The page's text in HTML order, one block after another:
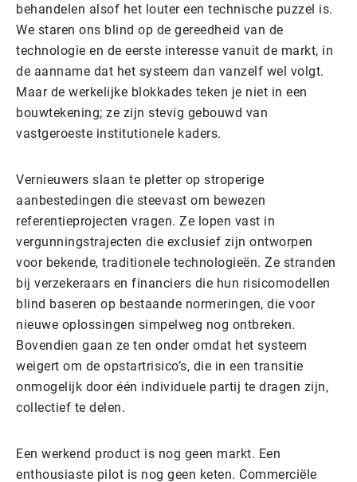
behandelen alsof het louter een technische puzzel is.
We staren ons blind op de gereedheid van de
technologie en de eerste interesse vanuit de markt, in
de aanname dat het systeem dan vanzelf wel volgt.
Maar de werkelijke blokkades teken je niet in een
bouwtekening; ze zijn stevig gebouwd van
vastgeroeste institutionele kaders.
Vernieuwers slaan te pletter op stroperige
aanbestedingen die steevast om bewezen
referentieprojecten vragen. Ze lopen vast in
vergunningstrajecten die exclusief zijn ontworpen
voor bekende, traditionele technologieën. Ze stranden
bij verzekeraars en financiers die hun risicomodellen
blind baseren op bestaande normeringen, die voor
nieuwe oplossingen simpelweg nog ontbreken.
Bovendien gaan ze ten onder omdat het systeem
weigert om de opstartrisico’s, die in een transitie
onmogelijk door één individuele partij te dragen zijn,
collectief te delen.
Een werkend product is nog geen markt. Een
enthousiaste pilot is nog geen keten. Commerciële